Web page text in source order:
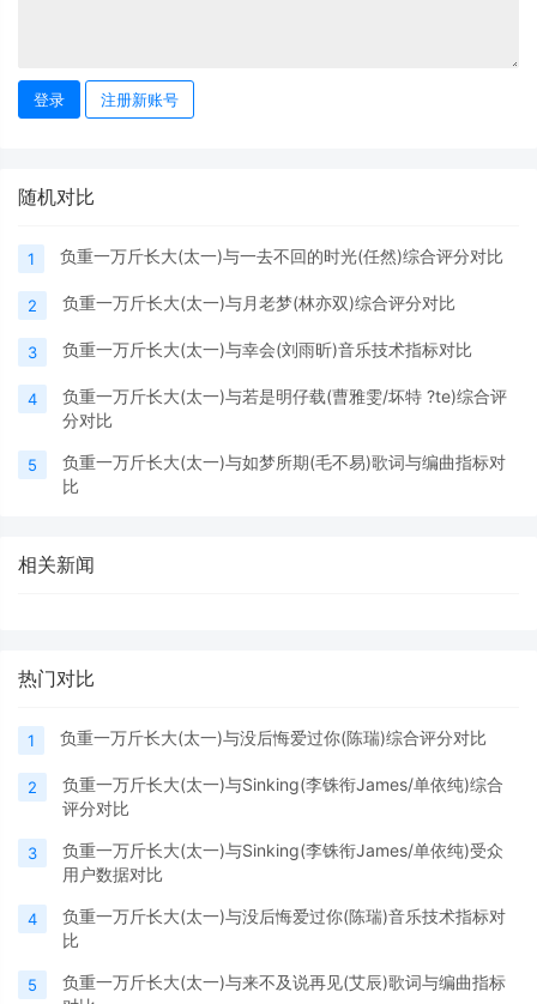
登录 注册新账号
随机对比
1 负重一万斤长大(太一)与一去不回的时光(任然)综合评分对比
2 负重一万斤长大(太一)与月老梦(林亦双)综合评分对比
3 负重一万斤长大(太一)与幸会(刘雨昕)音乐技术指标对比
4
负重一万斤长大(太一)与若是明仔载(曹雅雯/坏特 ?te)综合评
分对比
5
负重一万斤长大(太一)与如梦所期(毛不易)歌词与编曲指标对
比
相关新闻
热门对比
1 负重一万斤长大(太一)与没后悔爱过你(陈瑞)综合评分对比
2
负重一万斤长大(太一)与Sinking(李铢衔James/单依纯)综合
评分对比
3
负重一万斤长大(太一)与Sinking(李铢衔James/单依纯)受众
用户数据对比
4
负重一万斤长大(太一)与没后悔爱过你(陈瑞)音乐技术指标对
比
5
负重一万斤长大(太一)与来不及说再见(艾辰)歌词与编曲指标